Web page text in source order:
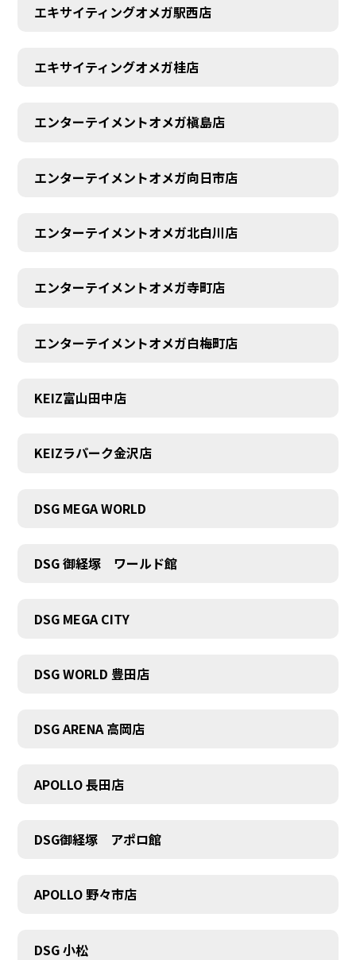
エキサイティングオメガ駅西店
エキサイティングオメガ桂店
エンターテイメントオメガ槇島店
エンターテイメントオメガ向日市店
エンターテイメントオメガ北白川店
エンターテイメントオメガ寺町店
エンターテイメントオメガ白梅町店
KEIZ富山田中店
KEIZラパーク金沢店
DSG MEGA WORLD
DSG 御経塚 ワールド館
DSG MEGA CITY
DSG WORLD 豊田店
DSG ARENA 高岡店
APOLLO 長田店
DSG御経塚 アポロ館
APOLLO 野々市店
DSG 小松